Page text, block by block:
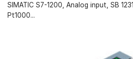
SIMATIC S7-1200, Analog input, SB
Pt1000...